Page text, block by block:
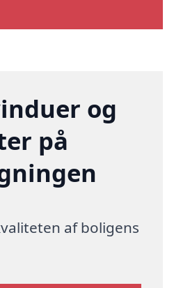
og
på
af boligens